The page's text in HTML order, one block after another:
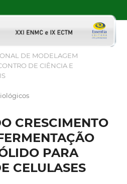
DE MODELAGEM
DE CIÊNCIA E
CRESCIMENTO
PARA
CELULASES